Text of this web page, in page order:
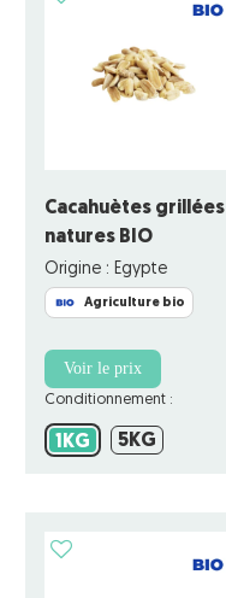
Cacahuètes grillées
natures BIO
Origine : Egypte
Agriculture bio
Voir le prix
Conditionnement :
1KG 1KG5KG